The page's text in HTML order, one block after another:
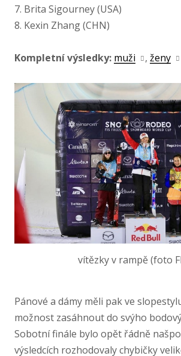
7. Brita Sigourney (USA)
8. Kexin Zhang (CHN)
Kompletní výsledky: muži , ženy
vítězky v rampě (foto
Pánové a dámy měli pak ve
možnost zasáhnout do svýho
Sobotní finále bylo opět řádně
výsledcích rozhodovaly chybičky